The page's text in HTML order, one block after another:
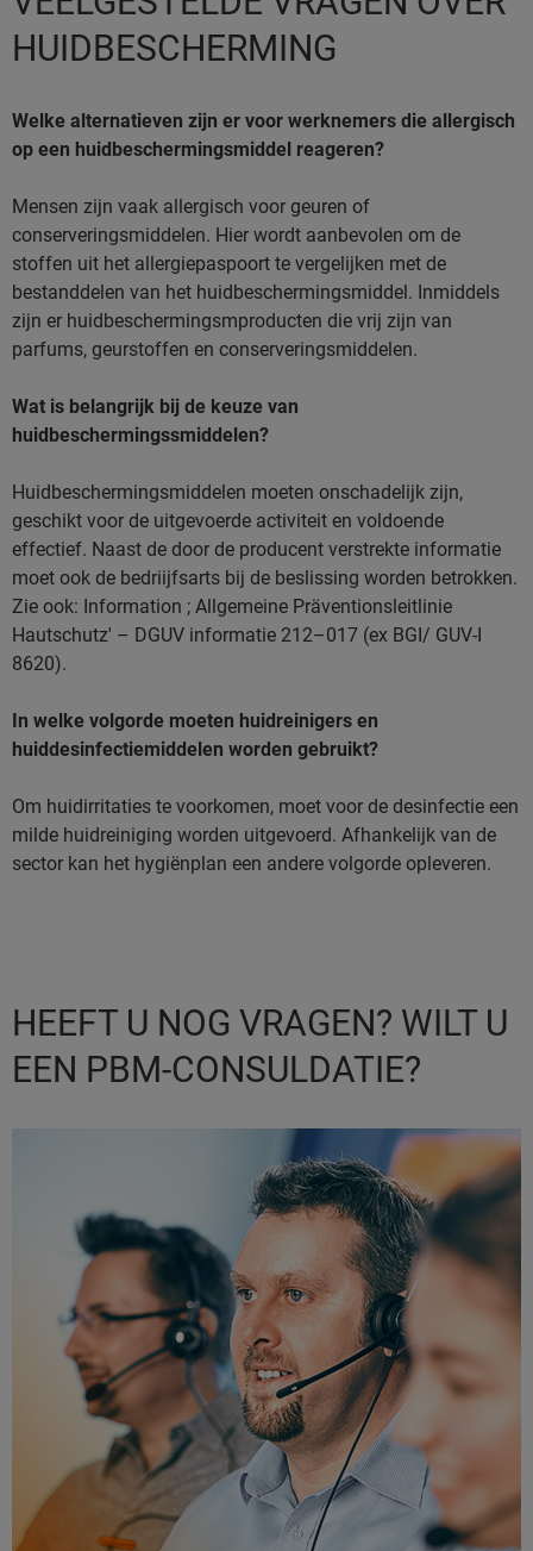
HUIDBESCHERMING
Welke alternatieven zijn er voor werknemers die allergisch
op een huidbeschermingsmiddel reageren?
Mensen zijn vaak allergisch voor geuren of
conserveringsmiddelen. Hier wordt aanbevolen om de
stoffen uit het allergiepaspoort te vergelijken met de
bestanddelen van het huidbeschermingsmiddel. Inmiddels
zijn er huidbeschermingsmproducten die vrij zijn van
parfums, geurstoffen en conserveringsmiddelen.
Wat is belangrijk bij de keuze van
huidbeschermingssmiddelen?
Huidbeschermingsmiddelen moeten onschadelijk zijn,
geschikt voor de uitgevoerde activiteit en voldoende
effectief. Naast de door de producent verstrekte informatie
moet ook de bedriijfsarts bij de beslissing worden betrokken.
Zie ook: Information ; Allgemeine Präventionsleitlinie
Hautschutz' – DGUV informatie 212–017 (ex BGI/ GUV-I
8620).
In welke volgorde moeten huidreinigers en
huiddesinfectiemiddelen worden gebruikt?
Om huidirritaties te voorkomen, moet voor de desinfectie een
milde huidreiniging worden uitgevoerd. Afhankelijk van de
sector kan het hygiënplan een andere volgorde opleveren.
HEEFT U NOG VRAGEN? WILT U
EEN PBM-CONSULDATIE?